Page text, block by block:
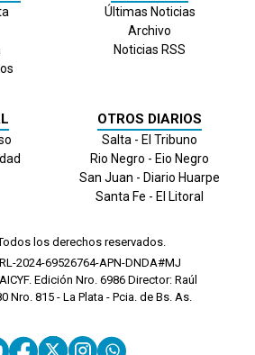
Últimas Noticias
Archivo
Noticias RSS
OTROS DIARIOS
Salta - El Tribuno
Rio Negro - Eio Negro
San Juan - Diario Huarpe
Santa Fe - El Litoral
los derechos reservados.
2024-69526764-APN-DNDA#MJ
Edición Nro. 6986 Director: Raúl
Nro. 815 - La Plata - Pcia. de Bs. As.